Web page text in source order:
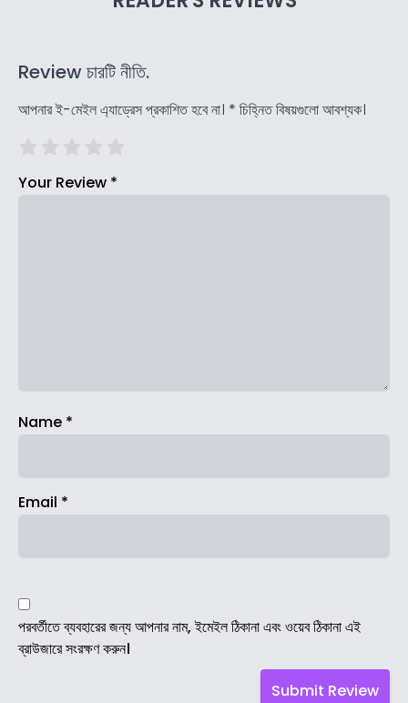
Review চারটি নীতি.
আপনার ই-মেইল এ্যাড্রেস প্রকাশিত হবে না। * চিহ্নিত বিষয়গুলো আবশ্যক।
Your Review *
Name *
Email *
পরবর্তীতে ব্যবহারের জন্য আপনার নাম, ইমেইল ঠিকানা এবং ওয়েব ঠিকানা এই
ব্রাউজারে সংরক্ষণ করুন।